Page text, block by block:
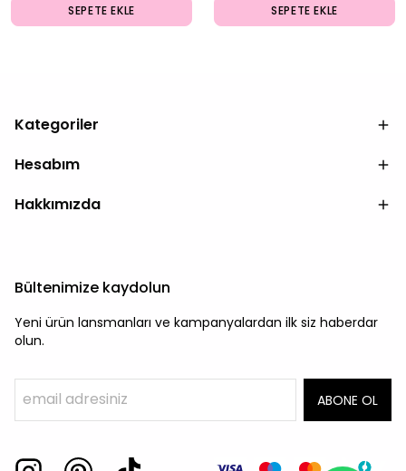
SEPETE EKLE SEPETE EKLE
Kategoriler
Hesabım
Hakkımızda
Bültenimize kaydolun
Yeni ürün lansmanları ve kampanyalardan ilk siz haberdar
olun.
ABONE OL